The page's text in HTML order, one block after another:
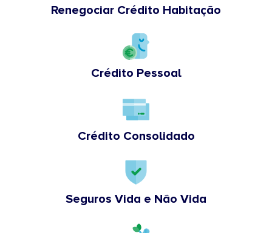
Renegociar Crédito Habitação
Crédito Pessoal
Crédito Consolidado
Seguros Vida e Não Vida